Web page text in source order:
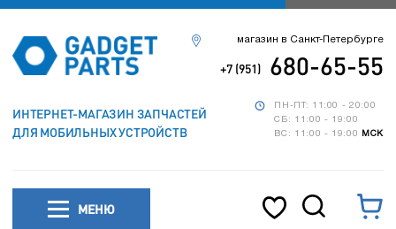
ИНТЕРНЕТ-МАГАЗИН ЗАПЧАСТЕЙ
ДЛЯ МОБИЛЬНЫХ УСТРОЙСТВ
ПН-ПТ: 11:00 - 20:00
СБ: 11:00 - 19:00
ВС: 11:00 - 19:00
МСК
магазин в Санкт-Петербурге
+7 (951) 680-65-55
МЕНЮ